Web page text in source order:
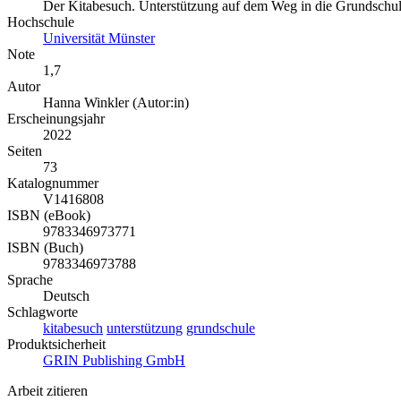
Der Kitabesuch. Unterstützung auf dem Weg in die
Hochschule
Universität Münster
Note
1,7
Autor
Hanna Winkler (Autor:in)
Erscheinungsjahr
2022
Seiten
73
Katalognummer
V1416808
ISBN (eBook)
9783346973771
ISBN (Buch)
9783346973788
Sprache
Deutsch
Schlagworte
kitabesuch unterstützung grundschule
Produktsicherheit
GRIN Publishing GmbH
Arbeit zitieren